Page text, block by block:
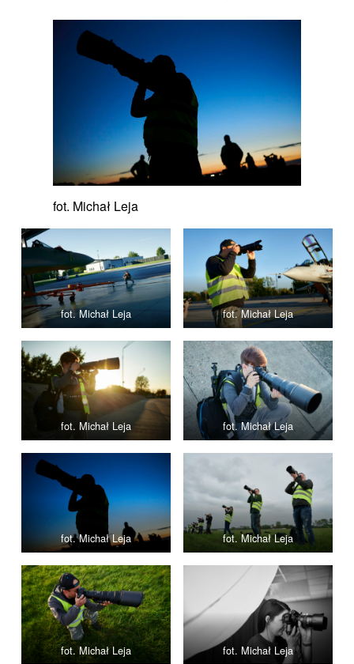
fot. Michał Leja
fot. Michał Leja fot. Michał Leja
fot. Michał Leja fot. Michał Leja
fot. Michał Leja fot. Michał Leja
fot. Michał Leja fot. Michał Leja